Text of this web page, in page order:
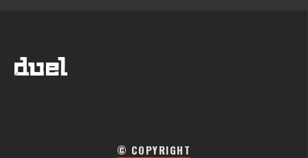
© COPYRIGHT